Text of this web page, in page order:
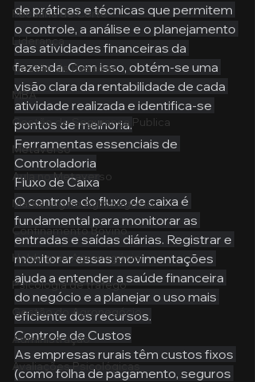
Pecuária de Corte
Liderança
Gestão de Pessoas
MBA
Gestão de Segurança Publica
Metaverso
Aula no Metaverso
Marketing no Agronegócio
Confinamento Bovino
Holding no Agronegócio
Psicologia de tráfego
Gestão do Agronegócio
Administração
Avaliações Psicológicas
de práticas e técnicas que permitem
o controle, a análise e o planejamento
das atividades financeiras da
fazenda. Com isso, obtém-se uma
visão clara da rentabilidade de cada
atividade realizada e identifica-se
pontos de melhoria.
Ferramentas essenciais de
Controladoria
Fluxo de Caixa
O controle do fluxo de caixa é
fundamental para monitorar as
entradas e saídas diárias. Registrar e
monitorar essas movimentações
ajuda a entender a saúde financeira
do negócio e a planejar o uso mais
eficiente dos recursos.
Controle de Custos
As empresas rurais têm custos fixos
(como folha de pagamento, seguros